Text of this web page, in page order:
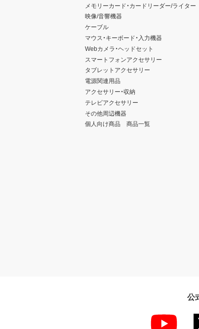
メモリーカード・カードリーダー/ライター
映像/音響機器
ケーブル
マウス・キーボード・入力機器
Webカメラ・ヘッドセット
スマートフォンアクセサリー
タブレットアクセサリー
電源関連用品
アクセサリー・収納
テレビアクセサリー
その他周辺機器
個人向け商品 商品一覧
公